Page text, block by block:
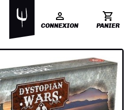
CONNEXION PANIER